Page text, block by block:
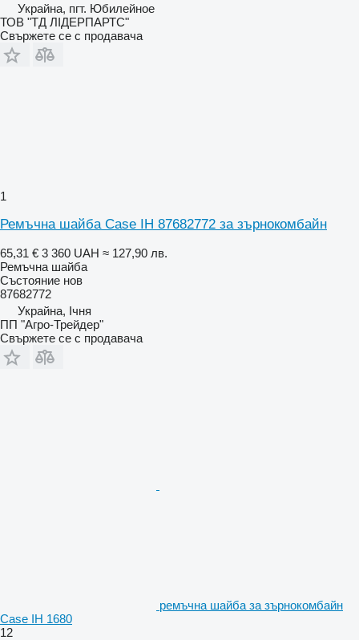
Украйна, пгт. Юбилейное
ТОВ "ТД ЛІДЕРПАРТС"
Свържете се с продавача
1
Ремъчна шайба Case IH 87682772 за зърнокомбайн
65,31 € 3 360 UAH ≈ 127,90 лв.
Ремъчна шайба
Състояние нов
87682772
Украйна, Ічня
ПП "Агро-Трейдер"
Свържете се с продавача
ремъчна шайба за зърнокомбайн
Case IH 1680
12